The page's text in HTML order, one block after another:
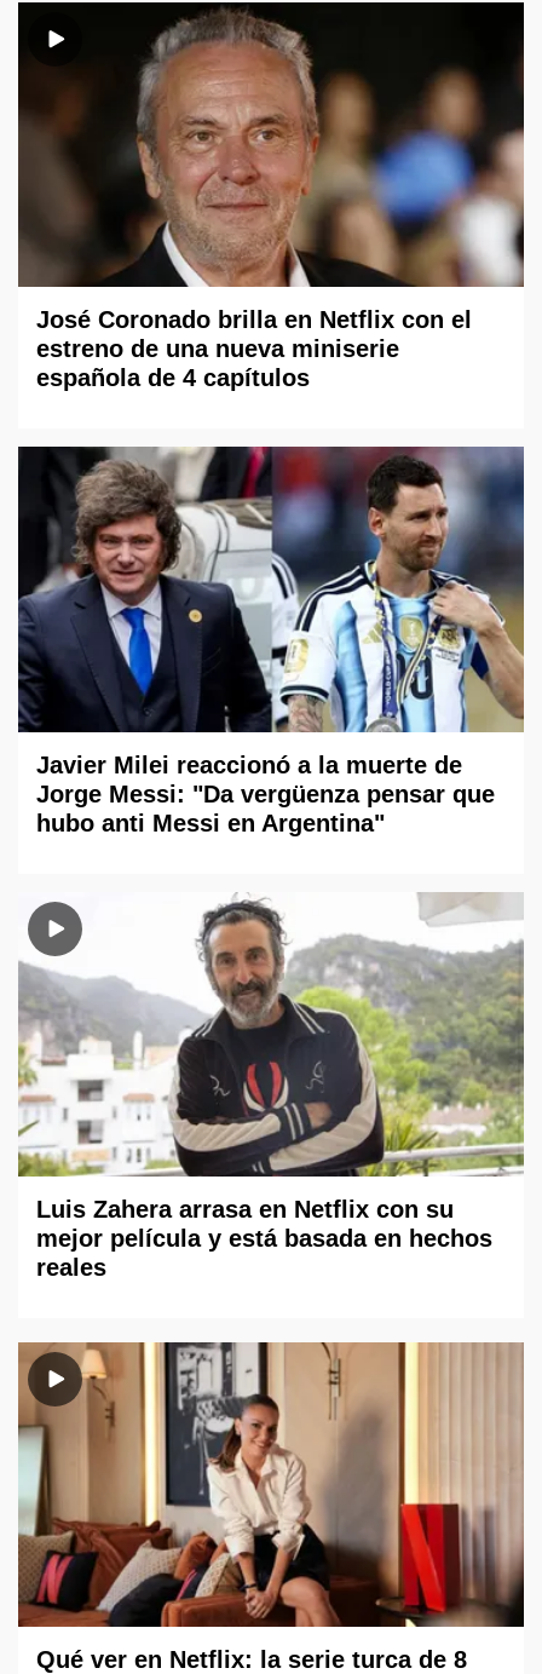
José Coronado brilla en Netflix con el
estreno de una nueva miniserie
española de 4 capítulos
Javier Milei reaccionó a la muerte de
Jorge Messi: "Da vergüenza pensar que
hubo anti Messi en Argentina"
Luis Zahera arrasa en Netflix con su
mejor película y está basada en hechos
reales
Qué ver en Netflix: la serie turca de 8